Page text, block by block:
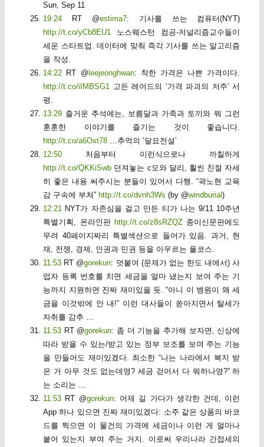
Sun, Sep 11
19:24
RT @estima7: 기사를 쓰는 컴퓨터(NYT)
http://t.co/yCb8EU1 노스웨스턴 컴공-저널리즘교수들이
세운 스타트업. 데이터에 맞춰 즉각 기사를 쓰는 알고리즘
을 작성.
14:22 RT @ leejeonghwan: 착한 가격은 나쁜 가격이다.
http://t.co/iIMBSG1 고든 레어드의 ‘가격 파괴의 저주’ 서
평.
13:29 즐거운 추석에는, 보름달과 가족과 토끼와 뭐 그런
훈훈한 이야기를 즐기는 것이 좋습니다.
http://t.co/a6Oxt78 …추억의 ‘달묘전설’
12:50
처음부터 이런식으로나 까칠하게
http://t.co/QKKiSwb 던져놓는 c모와 달리, 훨씬 친절 자세
히 좋은 내용 써주시는 분들이 있어서 다행. “곽노현 교육
감 구속에 부쳐” http://t.co/dvnh3Ws (by @windburial)
12:21 NYT가 자존심을 걸고 만든 티가 나는 9/11 10주년
특별기획, 온라인판 http://t.co/z8sRZQZ종이신문판에도
무려 40페이지짜리 특별섹션으로 들어가 있음. 과거, 현
재, 전쟁, 경제, 인권과 민권 등을 아우르는 풀코스.
11:53 RT @gorekun: 덧붙여 (문제가 없는 한도 내에서) 사
업자 등록 번호를 치면 세금을 얼마 냈는지 보여 주는 기
능까지 지원하면 진짜 재미있을 듯. “아니 이 병원이 왜 세
금을 이것밖에 안 내!” 이런 대사들이 쏟아지면서 탈세가
자취를 감추 …
11:53 RT @gorekun: 좀 더 기능을 추가해 보자면, 신상에
따라 받을 수 있는/받고 있는 정부 보조를 보여 주는 기능
을 만들어도 재미있겠다. 최소한 “나는 나라에서 복지 받
은 거 아무 것도 없는데영? 세금 걷어서 다 뭐하나영?” 하
는 소리는 …
11:53 RT @gorekun: 어제 길 가다가 생각한 건데, 이런
App 하나 있으면 진짜 재미있겠다: 소주 같은 상품의 바코
드를 찍으면 이 물건의 가격에 세금이나 이런 게 얼마나
붙어 있는지 부여 주는 거지. 이로써 우리나라 간접세의